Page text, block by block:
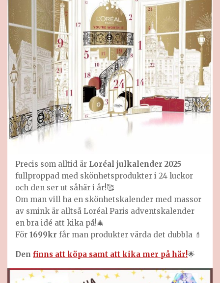
Precis som alltid är Loréal julkalender 2025
fullproppad med skönhetsprodukter i 24 luckor
och den ser ut såhär i år!🥰
Om man vill ha en skönhetskalender med massor
av smink är alltså Loréal Paris adventskalender
en bra idé att kika på!🎄
För 1699kr får man produkter värda det dubbla 💄
Den finns att köpa samt att kika mer på här!🌟